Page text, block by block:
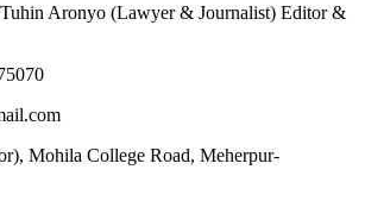
Aronyo (Lawyer & Journalist) Editor &
Mohila College Road, Meherpur-